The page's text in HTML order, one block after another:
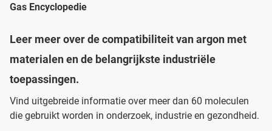
Gas Encyclopedie
Leer meer over de compatibiliteit van argon met
materialen en de belangrijkste industriële
toepassingen.
Vind uitgebreide informatie over meer dan 60 moleculen
die gebruikt worden in onderzoek, industrie en gezondheid.